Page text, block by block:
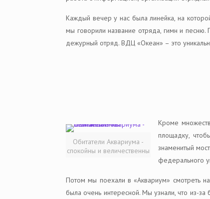
Каждый вечер у нас была линейка, на
мы говорили название отряда, гимн и песню.
дежурный отряд. ВДЦ «Океан» – это
Обитатели Аквариума -
спокойны и величественны
Кроме
площадку,
знаменитый
федерального
Потом мы поехали в «Аквариум» смотреть
была очень интересной. Мы узнали, что из-за